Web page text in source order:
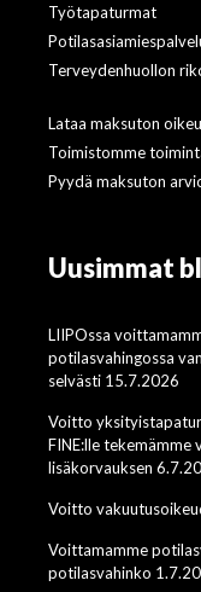
Työtapaturmat
Terveydenhuollon
Lataa maksuton
Toimistomme
Pyydä maksuton
Uusimmat
LIIPOssa
potilasvahingossa
selvästi 15.7.2026
Voitto
FINE:lle
lisäkorvauksen
Voitto
Voittamamme
potilasvahinko